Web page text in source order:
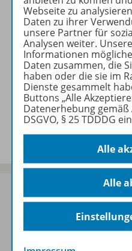
Beschreibung
Zugehörige
Sofort profitieren
Webseite zu
Daten zu ihrer
unsere Partner für
Analysen weiter.
Informationen
Daten zusammen, die
haben oder die sie im
Dienste gesammelt
Buttons „Alle
Datenerhebung gemäß
DSGVO, § 25 TDDDG
Alle
Alle